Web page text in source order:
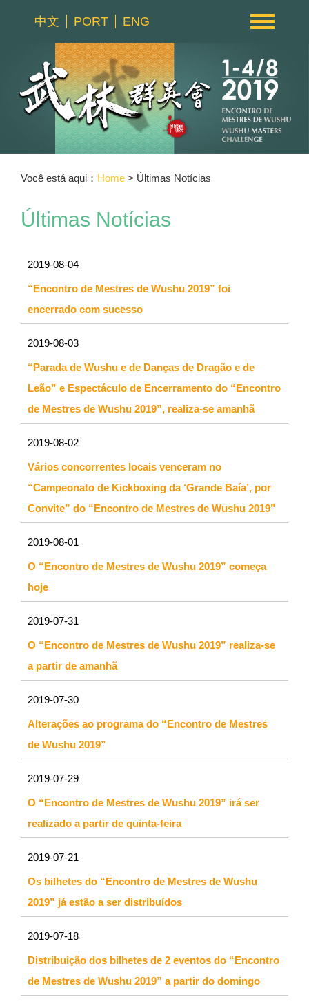
中文 PORT ENG
Você está aqui： Home > Últimas Notícias
Últimas Notícias
2019-08-04
“Encontro de Mestres de Wushu 2019” foi
encerrado com sucesso
2019-08-03
“Parada de Wushu e de Danças de Dragão e de
Leão” e Espectáculo de Encerramento do “Encontro
de Mestres de Wushu 2019”, realiza-se amanhã
2019-08-02
Vários concorrentes locais venceram no
“Campeonato de Kickboxing da ‘Grande Baía’, por
Convite” do “Encontro de Mestres de Wushu 2019”
2019-08-01
O “Encontro de Mestres de Wushu 2019” começa
hoje
2019-07-31
O “Encontro de Mestres de Wushu 2019” realiza-se
a partir de amanhã
2019-07-30
Alterações ao programa do “Encontro de Mestres
de Wushu 2019”
2019-07-29
O “Encontro de Mestres de Wushu 2019” irá ser
realizado a partir de quinta-feira
2019-07-21
Os bilhetes do “Encontro de Mestres de Wushu
2019” já estão a ser distribuídos
2019-07-18
Distribuição dos bilhetes de 2 eventos do “Encontro
de Mestres de Wushu 2019” a partir do domingo